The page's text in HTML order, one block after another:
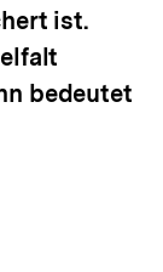
ist.
bedeutet